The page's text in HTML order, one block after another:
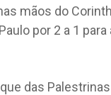
mãos do
por 2 a 1
das